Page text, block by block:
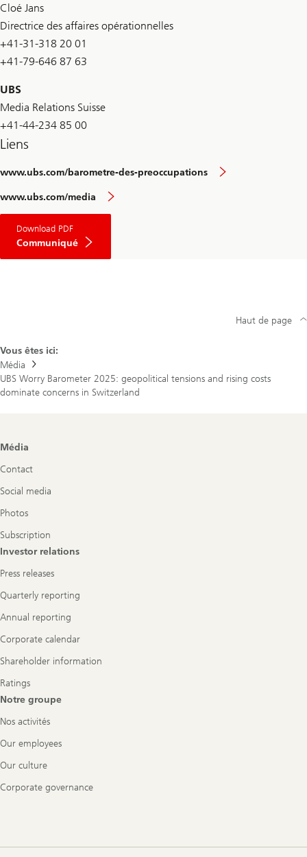
Cloé Jans
Directrice des affaires opérationnelles
+41-31-318 20 01
+41-79-646 87 63
UBS
Media Relations Suisse
+41-44-234 85 00
Liens
www.ubs.com/barometre-des-preoccupations
www.ubs.com/media
Download PDF
Communiqué
Vous êtes ici:
Média
UBS Worry Barometer 2025: geopolitical tensions and rising costs
dominate concerns in Switzerland
Haut de page
Footer
Média
Contact
Social media
Photos
Subscription
Investor relations
Press releases
Quarterly reporting
Annual reporting
Corporate calendar
Shareholder information
Ratings
Notre groupe
Nos activités
Our employees
Our culture
Corporate governance